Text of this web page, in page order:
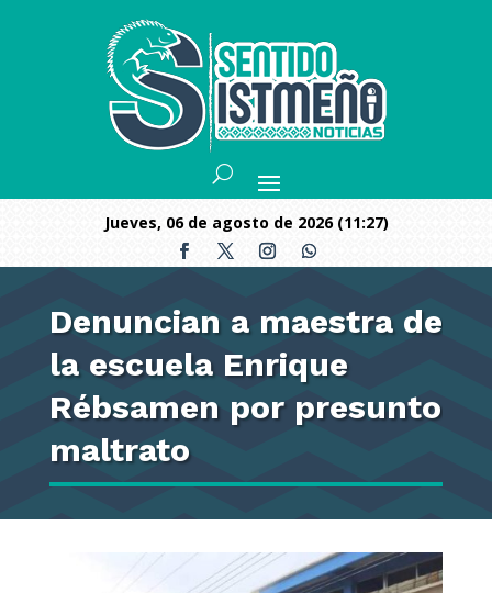
jueves, 06 de agosto de 2026 (11:27)
Denuncian a maestra de
la escuela Enrique
Rébsamen por presunto
maltrato